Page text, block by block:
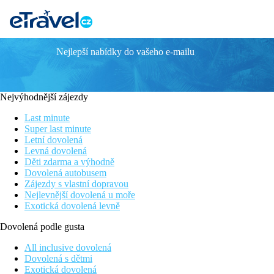
ANAVADIA
V udržované zahradě, 2 budovy, moderní resort, cca 800 m
Vybavení
Vstupní hala s recepcí, restaurace, minimarket, parking u
Pokoje
Dvoulůžkový pokoj, Classic, Výhled zahrada
Ostatní typy pokojů(pokud není uvedeno jinak, mají pokoje
Dvoulůžkový pokoj, Premium, Výhled zahrada:
Rodinný pokoj, Výhled bazén:
Suita, 2 místnosti, Výhled zahrada:
Dvoulůžkový pokoj, Promo, Výhled zahrada:
Nejlepší nabídky do vašeho e-mailu
Nejvýhodnější zájezdy
Last minute
Super last minute
Letní dovolená
Levná dovolená
Děti zdarma a výhodně
Dovolená autobusem
Zájezdy s vlastní dopravou
Nejlevnější dovolená u moře
Exotická dovolená levně
Dovolená podle gusta
All inclusive dovolená
Dovolená s dětmi
Exotická dovolená